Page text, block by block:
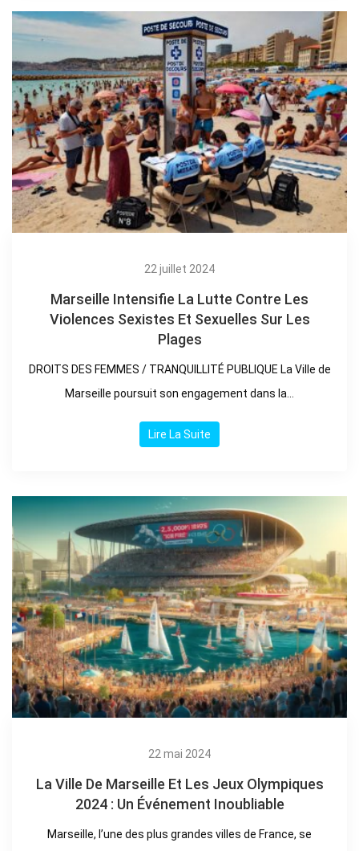
22 juillet 2024
Marseille Intensifie La Lutte Contre Les
Violences Sexistes Et Sexuelles Sur Les
Plages
DROITS DES FEMMES / TRANQUILLITÉ PUBLIQUE La Ville de
Marseille poursuit son engagement dans la...
Lire La Suite
22 mai 2024
La Ville De Marseille Et Les Jeux Olympiques
2024 : Un Événement Inoubliable
Marseille, l’une des plus grandes villes de France, se